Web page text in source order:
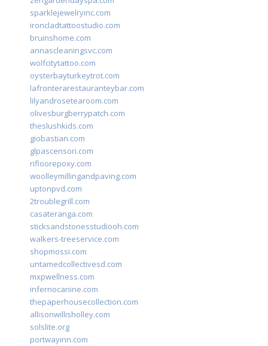
sparklejewelryinc.com
ironcladtattoostudio.com
bruinshome.com
annascleaningsvc.com
wolfcitytattoo.com
oysterbayturkeytrot.com
lafronterarestauranteybar.com
lilyandrosetearoom.com
olivesburgberrypatch.com
theslushkids.com
giobastian.com
glpascensori.com
rifloorepoxy.com
woolleymillingandpaving.com
uptonpvd.com
2troublegrill.com
casateranga.com
sticksandstonesstudiooh.com
walkers-treeservice.com
shopmossi.com
untamedcollectivesd.com
mxpwellness.com
infernocanine.com
thepaperhousecollection.com
allisonwillisholley.com
solslite.org
portwayinn.com